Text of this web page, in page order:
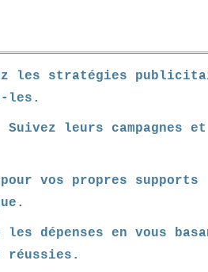
les stratégies
les.
leurs campagnes et
vos propres supports
les dépenses en vous
réussies.